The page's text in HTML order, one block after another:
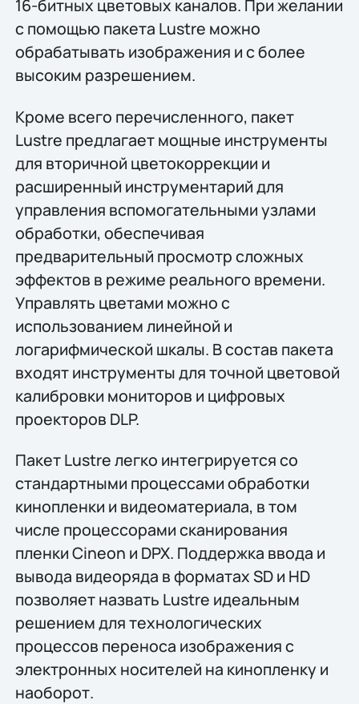
16-битных цветовых каналов. При желании
с помощью пакета Lustre можно
обрабатывать изображения и с более
высоким разрешением.
Кроме всего перечисленного, пакет
Lustre предлагает мощные инструменты
для вторичной цветокоррекции и
расширенный инструментарий для
управления вспомогательными узлами
обработки, обеспечивая
предварительный просмотр сложных
эффектов в режиме реального времени.
Управлять цветами можно с
использованием линейной и
логарифмической шкалы. В состав пакета
входят инструменты для точной цветовой
калибровки мониторов и цифровых
проекторов DLP.
Пакет Lustre легко интегрируется со
стандартными процессами обработки
кинопленки и видеоматериала, в том
числе процессорами сканирования
пленки Cineon и DPX. Поддержка ввода и
вывода видеоряда в форматах SD и HD
позволяет назвать Lustre идеальным
решением для технологических
процессов переноса изображения с
электронных носителей на кинопленку и
наоборот.